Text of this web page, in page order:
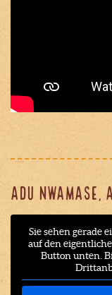
ADU NWAMASE,
Sie sehen gerade
auf den
Button unten.